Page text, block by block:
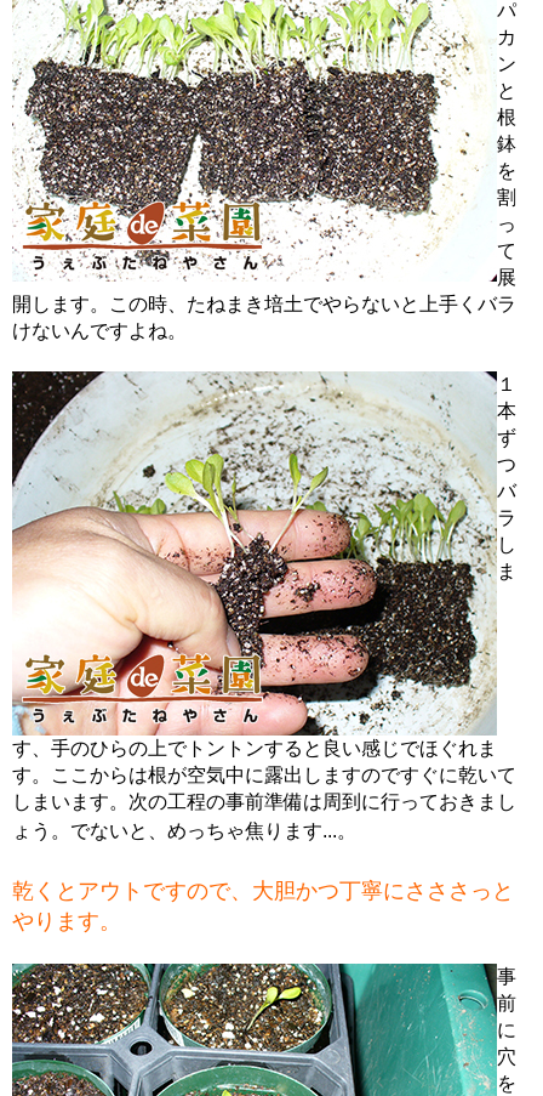
パ
カ
ン
と
根
鉢
を
割
っ
て
展
開します。この時、たねまき培土でやらないと上手くバラ
けないんですよね。
１
本
ず
つ
バ
ラ
し
ま
す、手のひらの上でトントンすると良い感じでほぐれま
す。ここからは根が空気中に露出しますのですぐに乾いて
しまいます。次の工程の事前準備は周到に行っておきまし
ょう。でないと、めっちゃ焦ります...。
乾くとアウトですので、大胆かつ丁寧にさささっと
やります。
事
前
に
穴
を